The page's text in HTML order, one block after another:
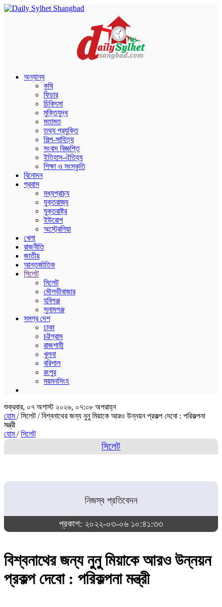
অন্যান্য
কৃষি
ফিচার
চিকিৎসা
মুক্তিযুদ্ধ
মতামত
তথ্য প্রযুক্তি
শিল্প-সাহিত্য
সংবাদ বিজ্ঞপ্তি
ইতিহাস-ঐতিহ্য
শিক্ষা ও সংস্কৃতি
বিনোদন
প্রবাস
মধ্যপ্রাচ্য
যুক্তরাজ্য
যুক্তরাষ্ট্র
ইউরোপ
অস্ট্রেলিয়া
খেলা
রাজনীতি
জাতীয়
আন্তর্জাতিক
সিলেট
সিলেট
মৌলভীবাজার
হবিগঞ্জ
সুনামগঞ্জ
সমগ্র দেশ
ঢাকা
চট্টগ্রাম
রাজশাহী
খুলনা
বরিশাল
রংপুর
ময়মনসিংহ
শুক্রবার, ০৭ অগাস্ট ২০২৬, ০৭:০৮ অপরাহ্ন
হোম/ সিলেট /বিশ্বনাথের জন্য নুনু মিয়াকে আরও উন্নয়ন প্রকল্প দেবো : পরিকল্পনা
মন্ত্রী
হোম/সিলেট
সিলেট
নিজস্ব প্রতিবেদন
প্রকাশ: ২০২২-০৩-০৬ ১০:৪১:৩৩
বিশ্বনাথের জন্য নুনু মিয়াকে আরও উন্নয়ন
প্রকল্প দেবো : পরিকল্পনা মন্ত্রী